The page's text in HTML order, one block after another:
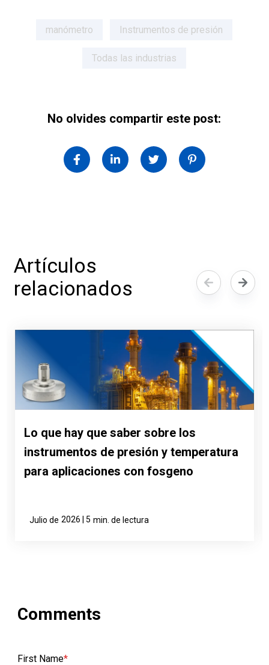
manómetro Instrumentos de presión
Todas las industrias
No olvides compartir este post:
Artículos
relacionados
Lo que hay que saber sobre los
instrumentos de presión y temperatura
para aplicaciones con fosgeno
Julio de 2026 | 5 min. de lectura
First Name*